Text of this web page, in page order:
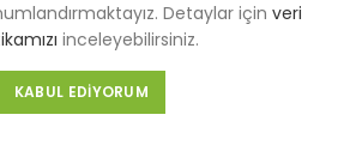
Pano |Çetinkaya Pano Fiyat
Detaylar için veri
inceleyebilirsiniz.
KABUL EDIYORUM